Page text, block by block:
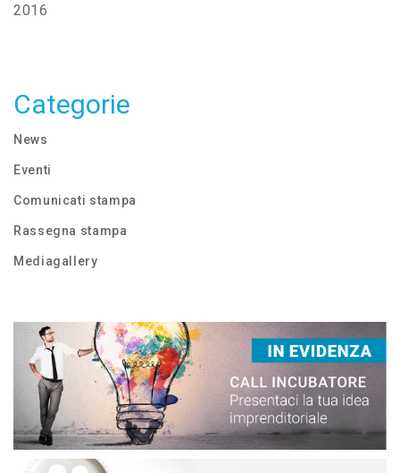
2016
Categorie
News
Eventi
Comunicati stampa
Rassegna stampa
Mediagallery